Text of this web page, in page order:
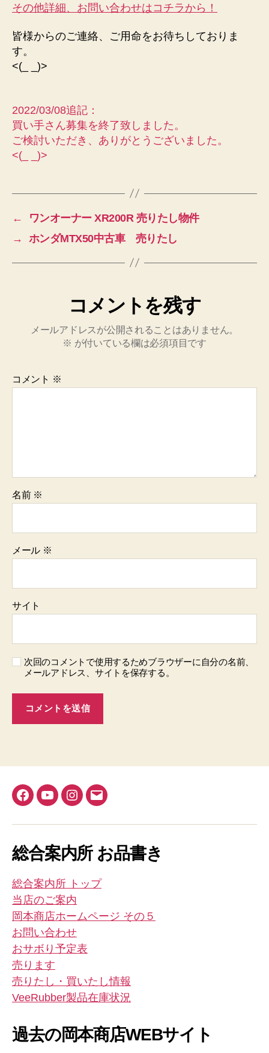
その他詳細、お問い合わせはコチラから！
皆様からのご連絡、ご用命をお待ちしておりま
す。
<(_ _)>
2022/03/08追記：
買い手さん募集を終了致しました。
ご検討いただき、ありがとうございました。
<(_ _)>
←
ワンオーナー XR200R 売りたし物件
→
ホンダMTX50中古車 売りたし
コメントを残す
メールアドレスが公開されることはありません。
※ が付いている欄は必須項目です
コメント ※
名前 ※
メール ※
サイト
次回のコメントで使用するためブラウザーに自分の名前、
メールアドレス、サイトを保存する。
FacebookYouTubeInstagram
メ
総合案内所 お品書き
総合案内所 トップ
当店のご案内
岡本商店ホームページ その５
お問い合わせ
おサボり予定表
売ります
売りたし・買いたし情報
VeeRubber製品在庫状況
過去の岡本商店WEBサイト